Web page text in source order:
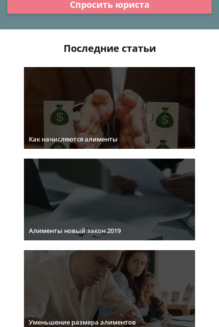
Спросить юриста
Последние статьи
Как начисляются алименты
Алименты новый закон 2019
Уменьшение размера алиментов